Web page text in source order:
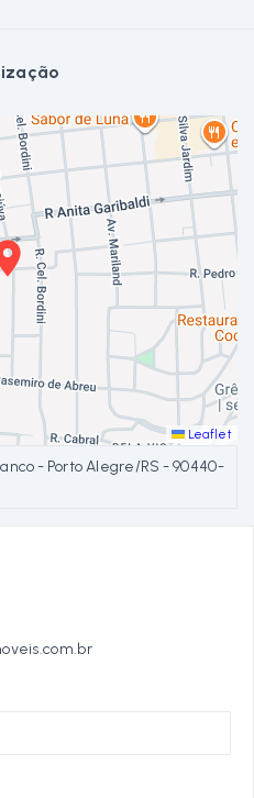
Leaflet
- Porto Alegre/RS - 90440-